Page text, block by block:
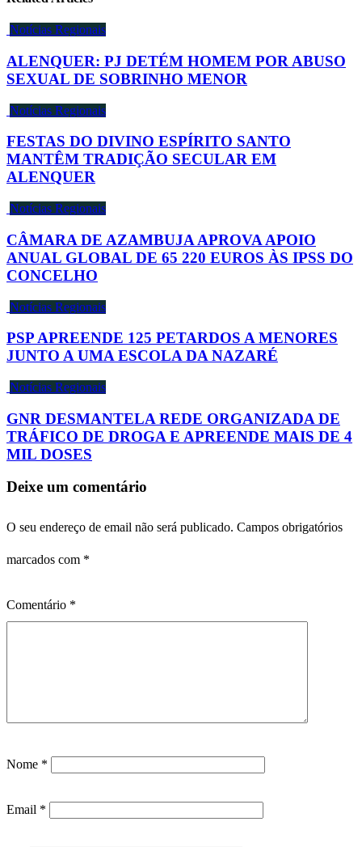
Notícias Regionais
ALENQUER: PJ DETÉM HOMEM POR ABUSO
SEXUAL DE SOBRINHO MENOR
Notícias Regionais
FESTAS DO DIVINO ESPÍRITO SANTO
MANTÊM TRADIÇÃO SECULAR EM
ALENQUER
Notícias Regionais
CÂMARA DE AZAMBUJA APROVA APOIO
ANUAL GLOBAL DE 65 220 EUROS ÀS IPSS DO
CONCELHO
Notícias Regionais
PSP APREENDE 125 PETARDOS A MENORES
JUNTO A UMA ESCOLA DA NAZARÉ
Notícias Regionais
GNR DESMANTELA REDE ORGANIZADA DE
TRÁFICO DE DROGA E APREENDE MAIS DE 4
MIL DOSES
Deixe um comentário
O seu endereço de email não será publicado. Campos obrigatórios
marcados com *
Comentário *
Nome *
Email *